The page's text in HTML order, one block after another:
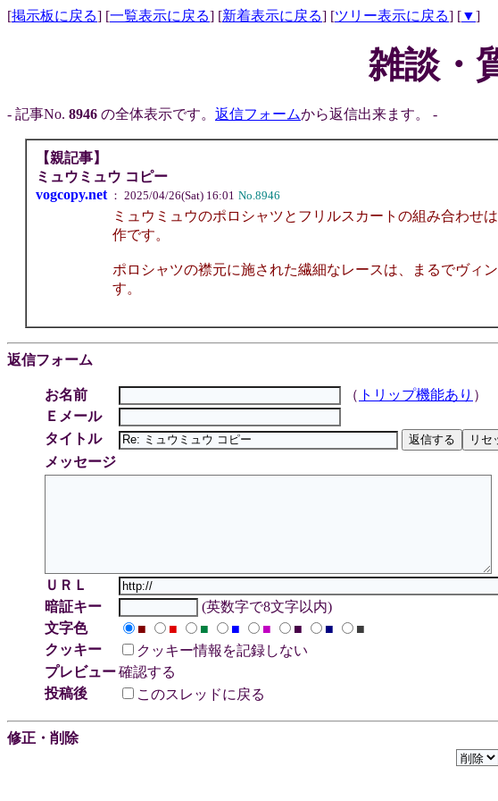
[掲示板に戻る] [一覧表示に戻る] [新着表示に戻る] [ツリー表示に戻る] [▼]
雑談・
- 記事No. 8946 の全体表示です。 返信フォームから返信出来ます。 -
【親記事】
ミュウミュウ コピー
vogcopy.net： 2025/04/26(Sat) 16:01 No.8946
ミュウミュウのポロシャツとフリルスカートの組み合わせ
作です。
ポロシャツの襟元に施された繊細なレースは、まるでヴィ
す。
返信フォーム
お名前 （ トリップ機能あり ）
Ｅメール
タイトル
メッセージ
ＵＲＬ
暗証キー
(英数字で8文字以内)
文字色
■ ■ ■ ■ ■ ■ ■
■
クッキー
クッキー情報を記録しない
プレビュー確認する
投稿後
このスレッドに戻る
修正・削除